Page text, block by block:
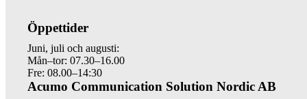
Öppettider
Juni, juli och augusti:
Mån–tor: 07.30–16.00
Fre: 08.00–14:30
Acumo Communication Solution Nordic AB